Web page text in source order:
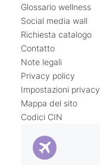
Glossario wellness
Social media wall
Richiesta catalogo
Contatto
Note legali
Privacy policy
Impostazioni privacy
Mappa del sito
Codici CIN